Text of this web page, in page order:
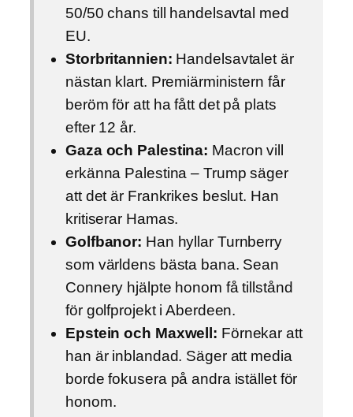
50/50 chans till handelsavtal med
EU.
Storbritannien: Handelsavtalet är
nästan klart. Premiärministern får
beröm för att ha fått det på plats
efter 12 år.
Gaza och Palestina: Macron vill
erkänna Palestina – Trump säger
att det är Frankrikes beslut. Han
kritiserar Hamas.
Golfbanor: Han hyllar Turnberry
som världens bästa bana. Sean
Connery hjälpte honom få tillstånd
för golfprojekt i Aberdeen.
Epstein och Maxwell: Förnekar att
han är inblandad. Säger att media
borde fokusera på andra istället för
honom.